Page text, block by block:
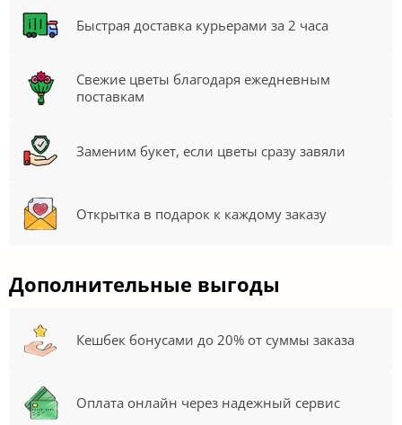
Быстрая доставка курьерами за 2 часа
Свежие цветы благодаря ежедневным
поставкам
Заменим букет, если цветы сразу завяли
Открытка в подарок к каждому заказу
Дополнительные выгоды
Кешбек бонусами до 20% от суммы заказа
Оплата онлайн через надежный сервис